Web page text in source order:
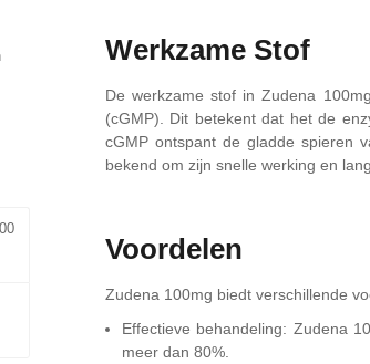
Werkzame Stof
De werkzame stof in Zudena
(cGMP). Dit betekent dat het de
cGMP ontspant de gladde spieren
bekend om zijn snelle werking en
Voordelen
Zudena 100mg biedt verschillende
Effectieve behandeling: Zudena
meer dan 80%.